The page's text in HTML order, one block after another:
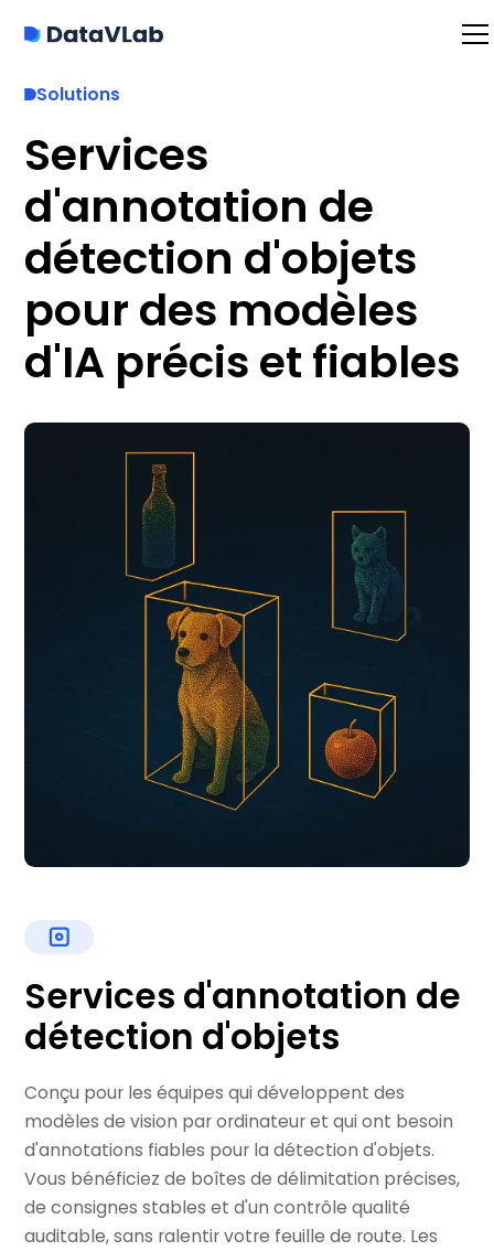
Solutions
Services
d'annotation de
détection d'objets
pour des modèles
d'IA précis et fiables
Services d'annotation de
détection d'objets
Conçu pour les équipes qui développent des
modèles de vision par ordinateur et qui ont besoin
d'annotations fiables pour la détection d'objets.
Vous bénéficiez de boîtes de délimitation précises,
de consignes stables et d'un contrôle qualité
auditable, sans ralentir votre feuille de route. Les